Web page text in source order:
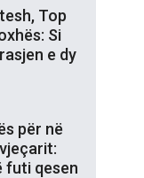
Top
Si
e dy
për në
futi qesen